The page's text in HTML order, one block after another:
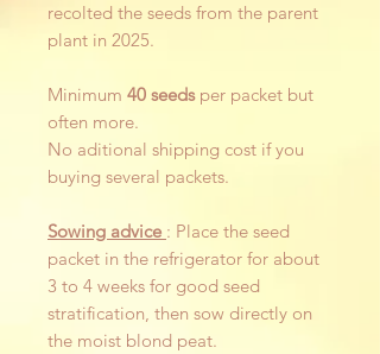
recolted the seeds from the parent
plant in 2025.
Minimum 40 seedsper packet but
often more.
No aditional shipping cost if you
buying several packets.
Sowing advice : Place the seed
packet in the refrigerator for about
3 to 4 weeks for good seed
stratification, then sow directly on
the moist blond peat.